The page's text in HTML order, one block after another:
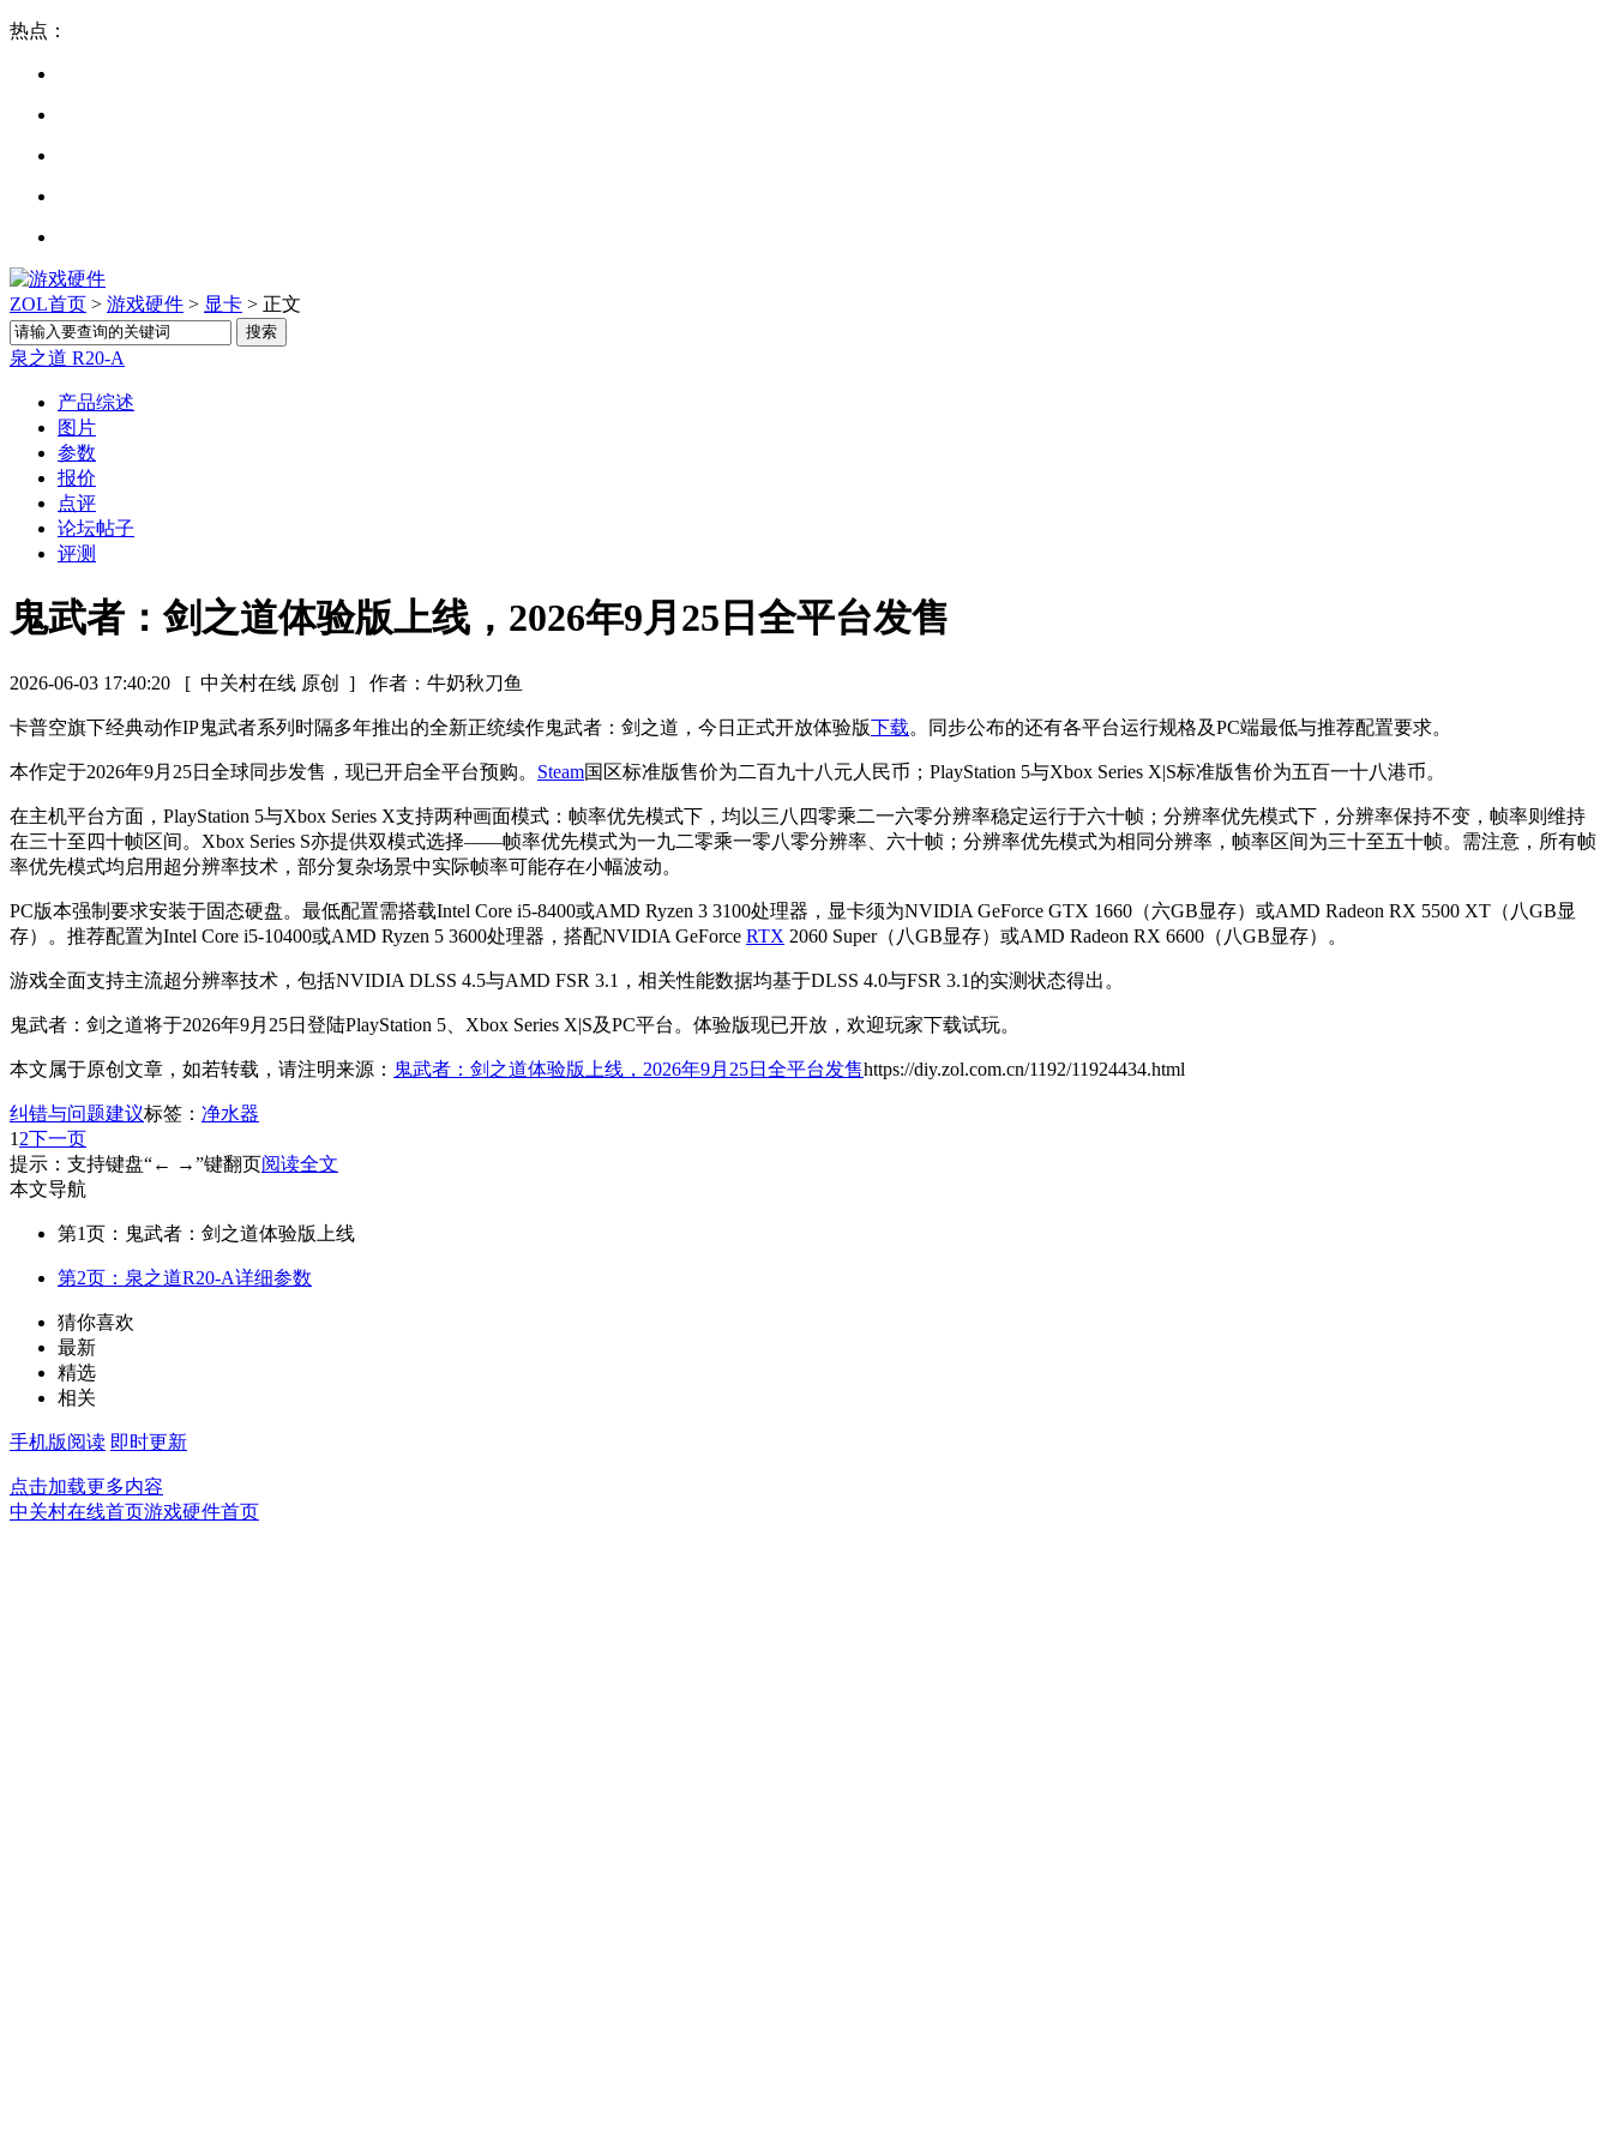
热点：
ZOL首页 > 游戏硬件 > 显卡 > 正文
泉之道 R20-A
产品综述
图片
参数
报价
点评
论坛帖子
评测
鬼武者：剑之道体验版上线，2026年9月25日全平台发售
2026-06-03 17:40:20 [ 中关村在线 原创 ] 作者：牛奶秋刀鱼
卡普空旗下经典动作IP鬼武者系列时隔多年推出的全新正统续作鬼武者：剑之道，今日正式开放体验版下载。同步公布的还有各平台运行规格及PC端最低与推荐配置要求。
本作定于2026年9月25日全球同步发售，现已开启全平台预购。 Steam国区标准版售价为二百九十八元人民币；PlayStation 5与Xbox Series X|S标准版售价为五百一十八港币。
在主机平台方面，PlayStation 5与Xbox Series X支持两种画面模式：帧率优先模式下，均以三八四零乘二一六零分辨率稳定运行于六十帧；分辨率优先模式下，分辨率保持不变，帧率则维持
在三十至四十帧区间。Xbox Series S亦提供双模式选择——帧率优先模式为一九二零乘一零八零分辨率、六十帧；分辨率优先模式为相同分辨率，帧率区间为三十至五十帧。需注意，所有帧
率优先模式均启用超分辨率技术，部分复杂场景中实际帧率可能存在小幅波动。
PC版本强制要求安装于固态硬盘。最低配置需搭载Intel Core i5-8400或AMD Ryzen 3 3100处理器，显卡须为NVIDIA GeForce GTX 1660（六GB显存）或AMD Radeon RX 5500 XT（八GB显
存）。推荐配置为Intel Core i5-10400或AMD Ryzen 5 3600处理器，搭配NVIDIA GeForce RTX 2060 Super（八GB显存）或AMD Radeon RX 6600（八GB显存）。
游戏全面支持主流超分辨率技术，包括NVIDIA DLSS 4.5与AMD FSR 3.1，相关性能数据均基于DLSS 4.0与FSR 3.1的实测状态得出。
鬼武者：剑之道将于2026年9月25日登陆PlayStation 5、Xbox Series X|S及PC平台。体验版现已开放，欢迎玩家下载试玩。
本文属于原创文章，如若转载，请注明来源： 鬼武者：剑之道体验版上线，2026年9月25日全平台发售https://diy.zol.com.cn/1192/11924434.html
纠错与问题建议标签： 净水器
1 2下一页
提示：支持键盘“← →”键翻页阅读全文
本文导航
第1页：鬼武者：剑之道体验版上线
第2页：泉之道R20-A详细参数
猜你喜欢
最新
精选
相关
手机版阅读 即时更新
点击加载更多内容
中关村在线首页游戏硬件首页